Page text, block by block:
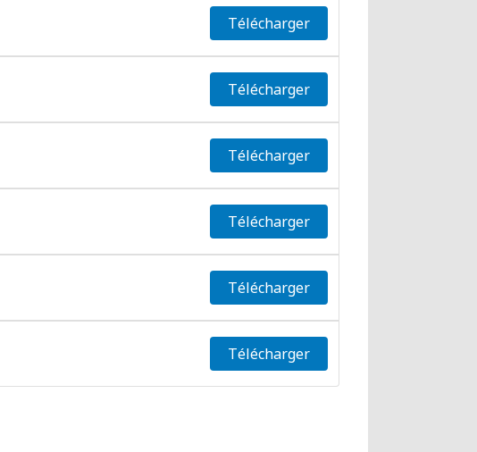
Télécharger
Télécharger
Télécharger
Télécharger
Télécharger
Télécharger